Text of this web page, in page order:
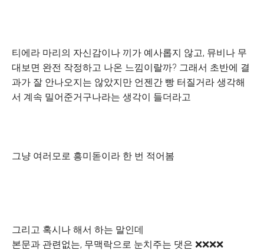
티에라 마리의 자신감이나 끼가 예사롭지 않고, 뮤비나 무
대보면 완전 작정하고 나온 느낌이랄까? 그래서 초반에 결
과가 잘 안나오지는 않았지만 언젠간 빵 터질거라 생각해
서 계속 밀어준거구나라는 생각이 들더라고
그냥 여러모로 흥미돋이라 한 번 적어봄
그리고 혹시나 해서 하는 말인데
본문과 관련없는, 무맥락으로 눈치주는 댓은 ❌❌❌❌